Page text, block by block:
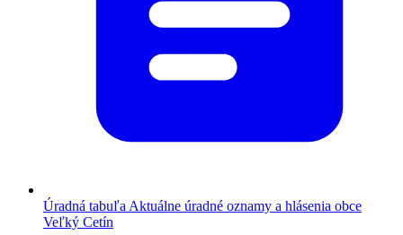
Úradná tabuľa Aktuálne úradné oznamy a hlásenia obce
Veľký Cetín